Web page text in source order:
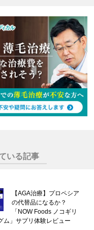
いる記事
【AGA治療】プロペシア
の代替品になるか？
「NOW Foods ノコギリ
ム」サプリ体験レビュー